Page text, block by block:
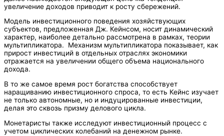
увеличение доходов приводит к росту сбережений.
Модель инвестиционного поведения хозяйствующих
субъектов, предложенная Дж. Кейнсом, носит динамический
характер, наиболее детально рассмотрена в рамках, теории
мультипликатора. Механизм мультипликатора показывает, как
прирост инвестиций в отдельных отраслях экономики
отражается на увеличении общего объема национального
дохода.
В то же самое время рост богатства способствует
наращиванию инвестиционного спроса, то есть Кейнс изучает
не только автономные, но и индуцированные инвестиции,
делая это сквозь призму делового цикла.
Монетаристы также исследуют инвестиционный процесс с
учетом циклических колебаний на денежном рынке.